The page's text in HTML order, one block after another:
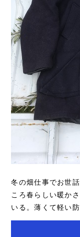
冬の畑仕事でお世
ころ春らしい暖か
いる。薄くて軽い
ットもいいのだけ